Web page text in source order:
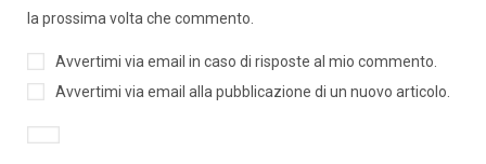
la prossima volta che commento.
Avvertimi via email in caso di risposte al mio commento.
Avvertimi via email alla pubblicazione di un nuovo articolo.